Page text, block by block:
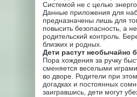
Системой не с целью
Данные приложения для
предназначены лишь для
повысить безопасность, а
родительский контроль.
близких и родных.
Дети растут необычайно
Пора хождения за ручку
сменяется веселыми
во дворе. Родители при
догадках и постоянных
заигравшись, дети могут